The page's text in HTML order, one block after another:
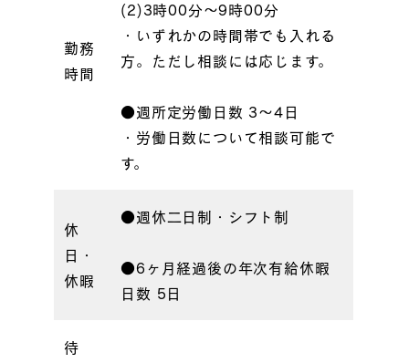
勤務
時間
(2)3時00分〜9時00分
・いずれかの時間帯でも入れる
方。ただし相談には応じます。
●週所定労働日数 3〜4日
・労働日数について相談可能で
す。
休
日・
休暇
●週休二日制・シフト制
●6ヶ月経過後の年次有給休暇
日数 5日
待